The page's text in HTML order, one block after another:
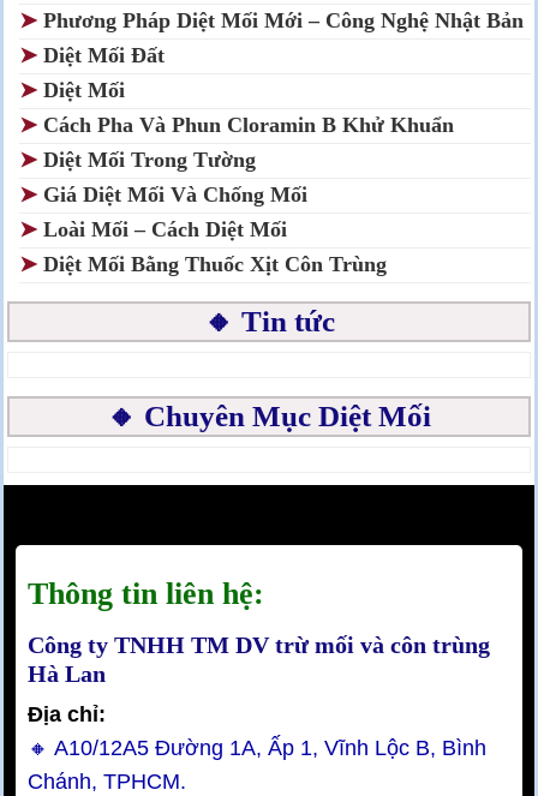
➤ Phương Pháp Diệt Mối Mới – Công Nghệ Nhật Bản
➤ Diệt Mối Đất
➤ Diệt Mối
➤ Cách Pha Và Phun Cloramin B Khử Khuẩn
➤ Diệt Mối Trong Tường
➤ Giá Diệt Mối Và Chống Mối
➤ Loài Mối – Cách Diệt Mối
➤ Diệt Mối Bằng Thuốc Xịt Côn Trùng
🔸 Tin tức
🔸 Chuyên Mục Diệt Mối
Thông tin liên hệ:
Công ty TNHH TM DV trừ mối và côn trùng
Hà Lan
Địa chỉ:
🔸 A10/12A5 Đường 1A, Ấp 1, Vĩnh Lộc B, Bình
Chánh, TPHCM.